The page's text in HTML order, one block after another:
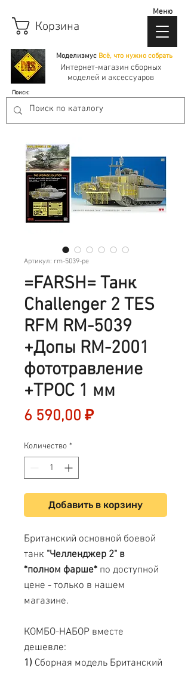
Моделизмус Всё, что нужно собрать
Корзина
Интернет-магазин сборных
моделей и аксессуаров
Поиск:
Меню
Артикул: rm-5039-pe
=FARSH= Танк
Challenger 2 TES
RFM RM-5039
+Допы RM-2001
фототравление
+ТРОС 1 мм
6 590,00 ₽Цена
Количество *
Добавить в корзину
Британский основной боевой
танк "Челленджер 2" в
*полном фарше* по доступной
цене - только в нашем
магазине.
КОМБО-НАБОР вместе
дешевле:
1) Сборная модель Британский